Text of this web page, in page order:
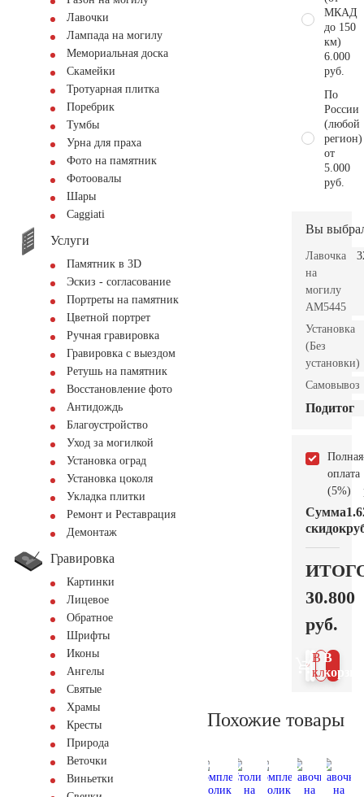
Лавочки
Лампада на могилу
Мемориальная доска
Скамейки
Тротуарная плитка
Поребрик
Тумбы
Урна для праха
Фото на памятник
Фотоовалы
Шары
Сaggiati
Услуги
Памятник в 3D
Эскиз - согласование
Портреты на памятник
Цветной портрет
Ручная гравировка
Гравировка с выездом
Ретушь на памятник
Восстановление фото
Антидождь
Благоустройство
Уход за могилкой
Установка оград
Установка цоколя
Укладка плитки
Ремонт и Реставрация
Демонтаж
Гравировка
Картинки
Лицевое
Обратное
Шрифты
Иконы
Ангелы
Святые
Храмы
Кресты
Природа
Веточки
Виньетки
МКАД
до 150
км)
6.000
руб.
По
России
(любой
регион)
от
5.000
руб.
Вы
Лавочка
на
могилу
AM5445
Установка
(Без
установки)
Самовывоз
Подитог
Полная
оплата
(5%)
Сумма
скидок
30.800
руб.
В
В 1
клик
Похожие товары